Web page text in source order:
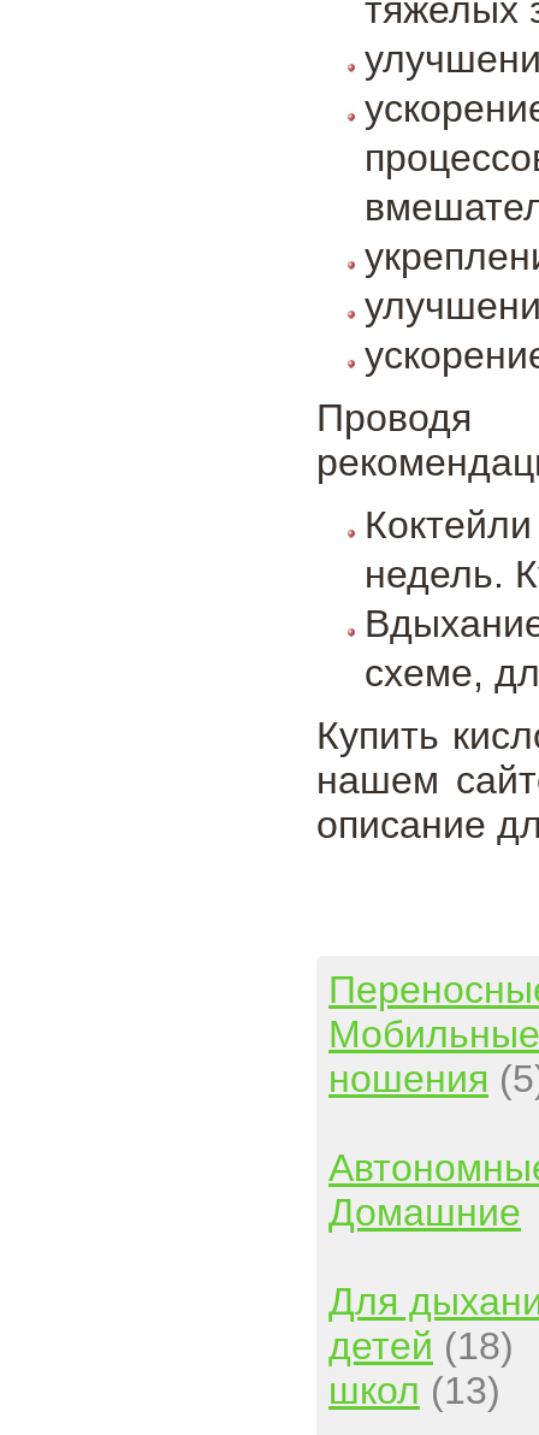
тяжелых
Проводя
недель.
схеме,
Купить
нашем
описание
Мобильные
ношения
Домашние
Для
детей (18)
школ (13)